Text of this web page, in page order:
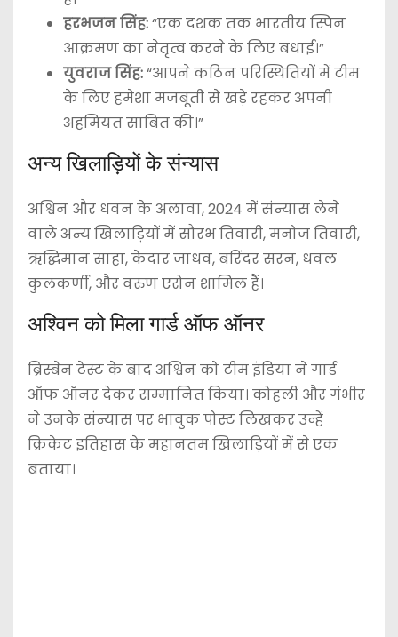
हरभजन सिंह:“एक दशक तक भारतीय स्पिन
आक्रमण का नेतृत्व करने के लिए बधाई।”
युवराज सिंह:“आपने कठिन परिस्थितियों में टीम
के लिए हमेशा मजबूती से खड़े रहकर अपनी
अहमियत साबित की।”
अन्य खिलाड़ियों के संन्यास
अश्विन और धवन के अलावा, 2024 में संन्यास लेने
वाले अन्य खिलाड़ियों में सौरभ तिवारी, मनोज तिवारी,
ऋद्धिमान साहा, केदार जाधव, बरिंदर सरन, धवल
कुलकर्णी, और वरुण एरोन शामिल हैं।
अश्विन को मिला गार्ड ऑफ ऑनर
ब्रिस्बेन टेस्ट के बाद अश्विन को टीम इंडिया ने गार्ड
ऑफ ऑनर देकर सम्मानित किया। कोहली और गंभीर
ने उनके संन्यास पर भावुक पोस्ट लिखकर उन्हें
क्रिकेट इतिहास के महानतम खिलाड़ियों में से एक
बताया।